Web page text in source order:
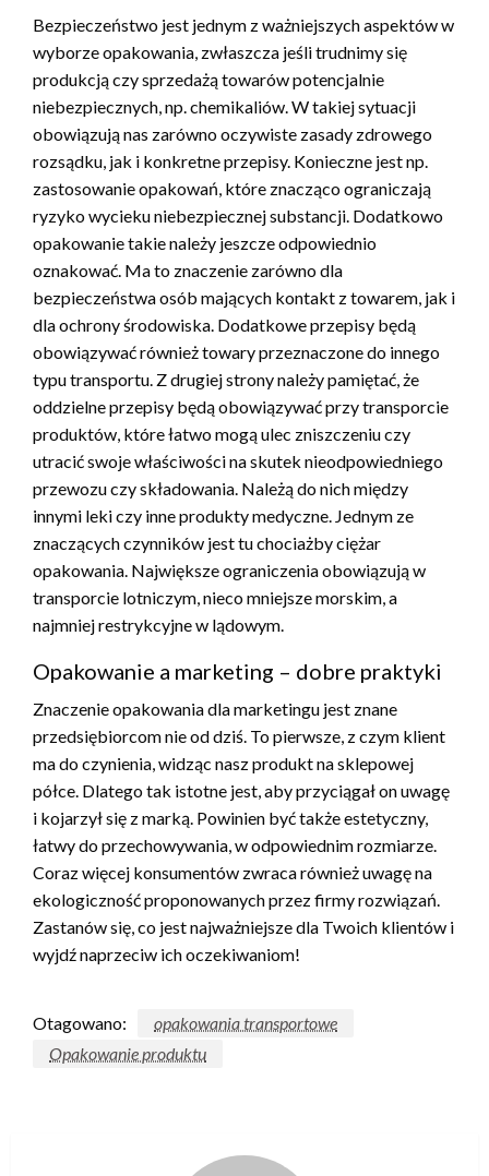
Bezpieczeństwo jest jednym z ważniejszych aspektów w
wyborze opakowania, zwłaszcza jeśli trudnimy się
produkcją czy sprzedażą towarów potencjalnie
niebezpiecznych, np. chemikaliów. W takiej sytuacji
obowiązują nas zarówno oczywiste zasady zdrowego
rozsądku, jak i konkretne przepisy. Konieczne jest np.
zastosowanie opakowań, które znacząco ograniczają
ryzyko wycieku niebezpiecznej substancji. Dodatkowo
opakowanie takie należy jeszcze odpowiednio
oznakować. Ma to znaczenie zarówno dla
bezpieczeństwa osób mających kontakt z towarem, jak i
dla ochrony środowiska. Dodatkowe przepisy będą
obowiązywać również towary przeznaczone do innego
typu transportu. Z drugiej strony należy pamiętać, że
oddzielne przepisy będą obowiązywać przy transporcie
produktów, które łatwo mogą ulec zniszczeniu czy
utracić swoje właściwości na skutek nieodpowiedniego
przewozu czy składowania. Należą do nich między
innymi leki czy inne produkty medyczne. Jednym ze
znaczących czynników jest tu chociażby ciężar
opakowania. Największe ograniczenia obowiązują w
transporcie lotniczym, nieco mniejsze morskim, a
najmniej restrykcyjne w lądowym.
Opakowanie a marketing – dobre praktyki
Znaczenie opakowania dla marketingu jest znane
przedsiębiorcom nie od dziś. To pierwsze, z czym klient
ma do czynienia, widząc nasz produkt na sklepowej
półce. Dlatego tak istotne jest, aby przyciągał on uwagę
i kojarzył się z marką. Powinien być także estetyczny,
łatwy do przechowywania, w odpowiednim rozmiarze.
Coraz więcej konsumentów zwraca również uwagę na
ekologiczność proponowanych przez firmy rozwiązań.
Zastanów się, co jest najważniejsze dla Twoich klientów i
wyjdź naprzeciw ich oczekiwaniom!
Otagowano:
opakowania transportowe
Opakowanie produktu